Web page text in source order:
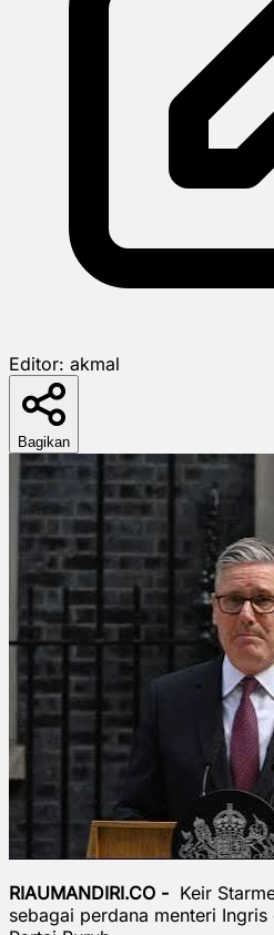
Editor: akmal
Bagikan
RIAUMANDIRI.CO - Keir
sebagai perdana menteri